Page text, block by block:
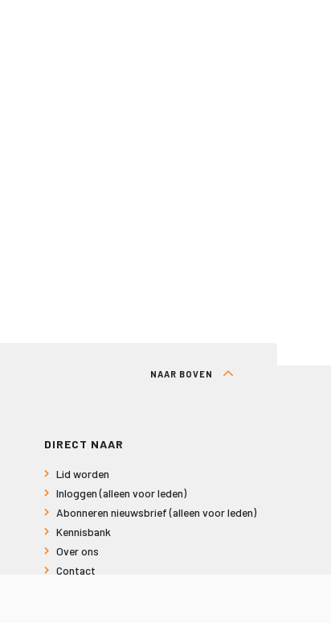
NAAR BOVEN
DIRECT NAAR
Lid worden
Inloggen (alleen voor leden)
Abonneren nieuwsbrief (alleen voor leden)
Kennisbank
Over ons
Contact